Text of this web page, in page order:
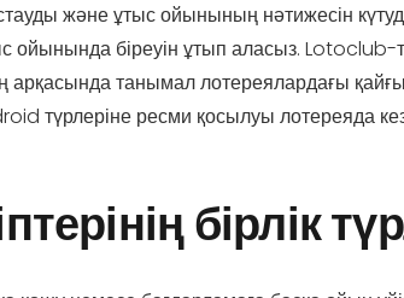
және ұтыс ойынының нәтижесін
ойынында біреуін ұтып аласыз. Lotoclub-
арқасында танымал лотереялардағы
түрлеріне ресми қосылуы лотереяда
бірлік